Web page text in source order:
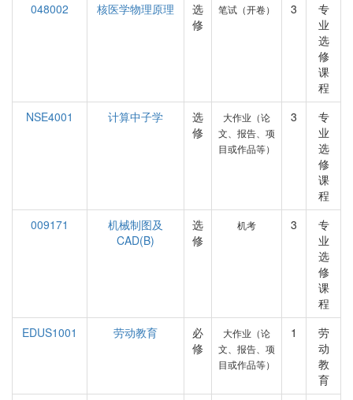
048002
核医学物理原理
选
修
笔试（开卷） 3
专
业
选
修
课
程
NSE4001
计算中子学
选
修
大作业（论
文、报告、项
目或作品等）
3
专
业
选
修
课
程
009171
机械制图及
CAD(B)
选
修
机考 3
专
业
选
修
课
程
EDUS1001
劳动教育
必
修
大作业（论
文、报告、项
目或作品等）
1
劳
动
教
育